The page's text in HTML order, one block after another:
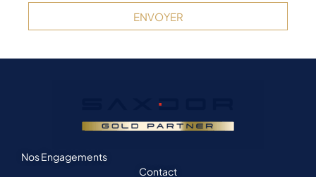
ENVOYER
Nos Engagements
Contact